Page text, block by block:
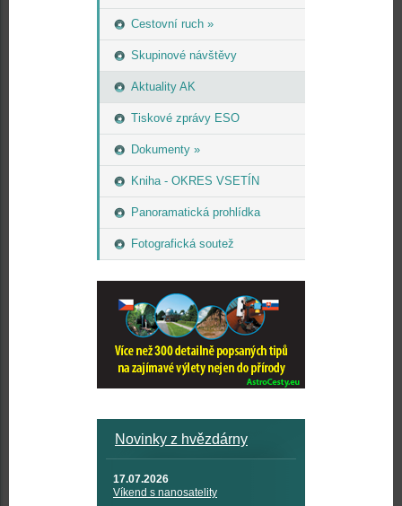
Cestovní ruch »
Skupinové návštěvy
Aktuality AK
Tiskové zprávy ESO
Dokumenty »
Kniha - OKRES VSETÍN
Panoramatická prohlídka
Fotografická soutež
Novinky z hvězdárny
17.07.2026
Víkend s nanosatelity